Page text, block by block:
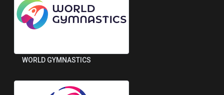
WORLD GYMNASTICS